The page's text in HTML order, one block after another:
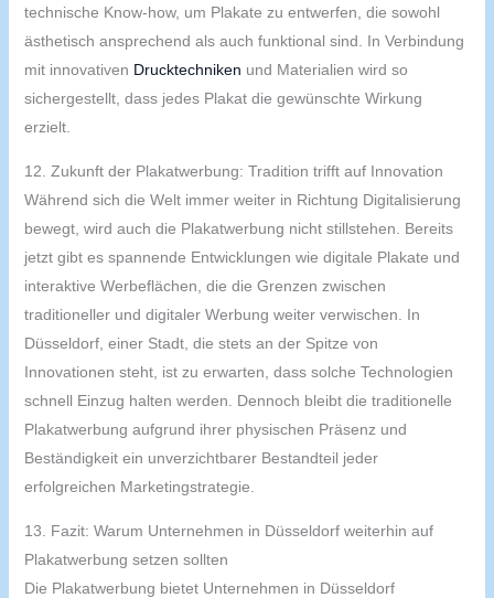
technische Know-how, um Plakate zu entwerfen, die sowohl
ästhetisch ansprechend als auch funktional sind. In Verbindung
mit innovativen Drucktechniken und Materialien wird so
sichergestellt, dass jedes Plakat die gewünschte Wirkung
erzielt.
12. Zukunft der Plakatwerbung: Tradition trifft auf Innovation
Während sich die Welt immer weiter in Richtung Digitalisierung
bewegt, wird auch die Plakatwerbung nicht stillstehen. Bereits
jetzt gibt es spannende Entwicklungen wie digitale Plakate und
interaktive Werbeflächen, die die Grenzen zwischen
traditioneller und digitaler Werbung weiter verwischen. In
Düsseldorf, einer Stadt, die stets an der Spitze von
Innovationen steht, ist zu erwarten, dass solche Technologien
schnell Einzug halten werden. Dennoch bleibt die traditionelle
Plakatwerbung aufgrund ihrer physischen Präsenz und
Beständigkeit ein unverzichtbarer Bestandteil jeder
erfolgreichen Marketingstrategie.
13. Fazit: Warum Unternehmen in Düsseldorf weiterhin auf
Plakatwerbung setzen sollten
Die Plakatwerbung bietet Unternehmen in Düsseldorf